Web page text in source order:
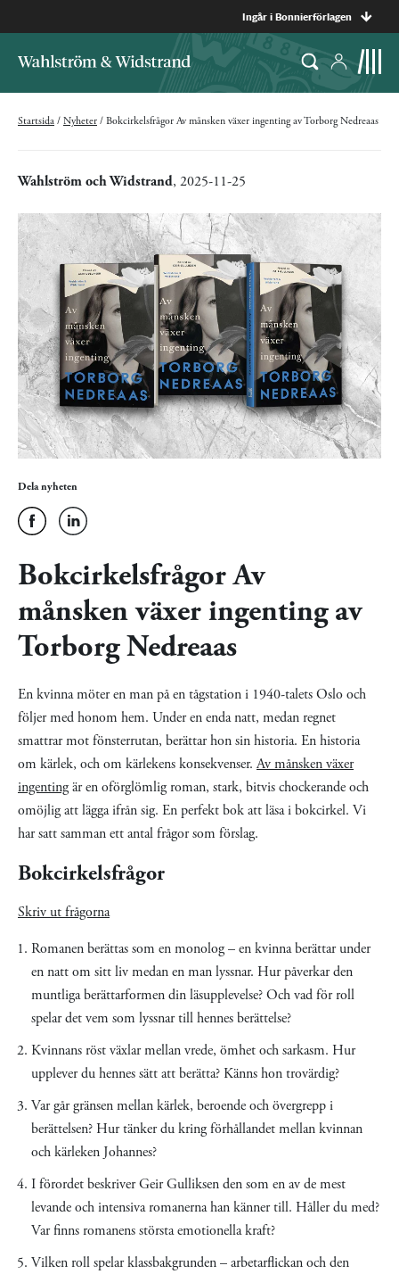
Ingår i Bonnierförlagen
Startsida / Nyheter / Bokcirkelsfrågor Av månsken växer ingenting av Torborg Nedreaas
Wahlström och Widstrand, 2025-11-25
Dela nyheten
Bokcirkelsfrågor Av
månsken växer ingenting av
Torborg Nedreaas
En kvinna möter en man på en tågstation i 1940-talets Oslo och
följer med honom hem. Under en enda natt, medan regnet
smattrar mot fönsterrutan, berättar hon sin historia. En historia
om kärlek, och om kärlekens konsekvenser.Av månsken växer
ingentingär en oförglömlig roman, stark, bitvis chockerande och
omöjlig att lägga ifrån sig. En perfekt bok att läsa i bokcirkel. Vi
har satt samman ett antal frågor som förslag.
Bokcirkelsfrågor
Skriv ut frågorna
Romanen berättas som en monolog – en kvinna berättar under
en natt om sitt liv medan en man lyssnar. Hur påverkar den
muntliga berättarformen din läsupplevelse? Och vad för roll
spelar det vem som lyssnar till hennes berättelse?
Kvinnans röst växlar mellan vrede, ömhet och sarkasm. Hur
upplever du hennes sätt att berätta? Känns hon trovärdig?
Var går gränsen mellan kärlek, beroende och övergrepp i
berättelsen? Hur tänker du kring förhållandet mellan kvinnan
och kärleken Johannes?
I förordet beskriver Geir Gulliksen den som en av de mest
levande och intensiva romanerna han känner till. Håller du med?
Var finns romanens största emotionella kraft?
Vilken roll spelar klassbakgrunden – arbetarflickan och den